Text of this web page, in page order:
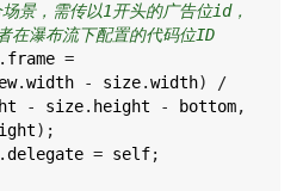
景，需传以1开头的广告位id，
在瀑布流下配置的代码位ID
frame =
.width - size.width)
/
- size. height - bottom
);
delegate = self;